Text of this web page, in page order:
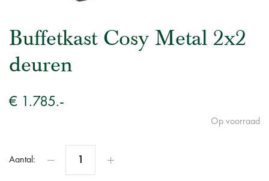
Buffetkast Cosy Metal 2x2
deuren
€ 1.785.-
Op voorraad
Aantal: